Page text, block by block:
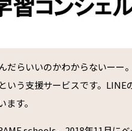
だらいいのかわからないーー
いう支援サービスです。LINE
す。